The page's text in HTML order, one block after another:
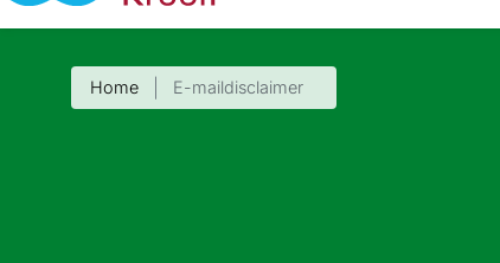
Home E-maildisclaimer